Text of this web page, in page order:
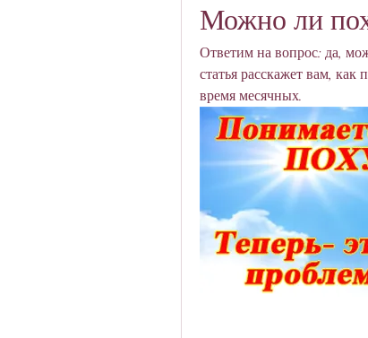
Можно ли
Ответим на вопрос: да,
статья расскажет вам,
время месячных.